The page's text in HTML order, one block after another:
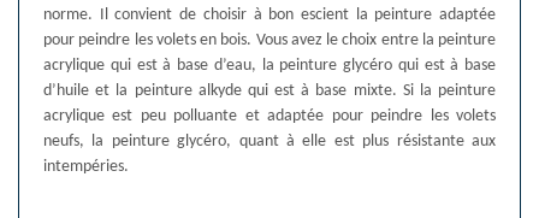
norme. Il convient de choisir à bon escient la peinture adaptée
pour peindre les volets en bois. Vous avez le choix entre la peinture
acrylique qui est à base d’eau, la peinture glycéro qui est à base
d’huile et la peinture alkyde qui est à base mixte. Si la peinture
acrylique est peu polluante et adaptée pour peindre les volets
neufs, la peinture glycéro, quant à elle est plus résistante aux
intempéries.